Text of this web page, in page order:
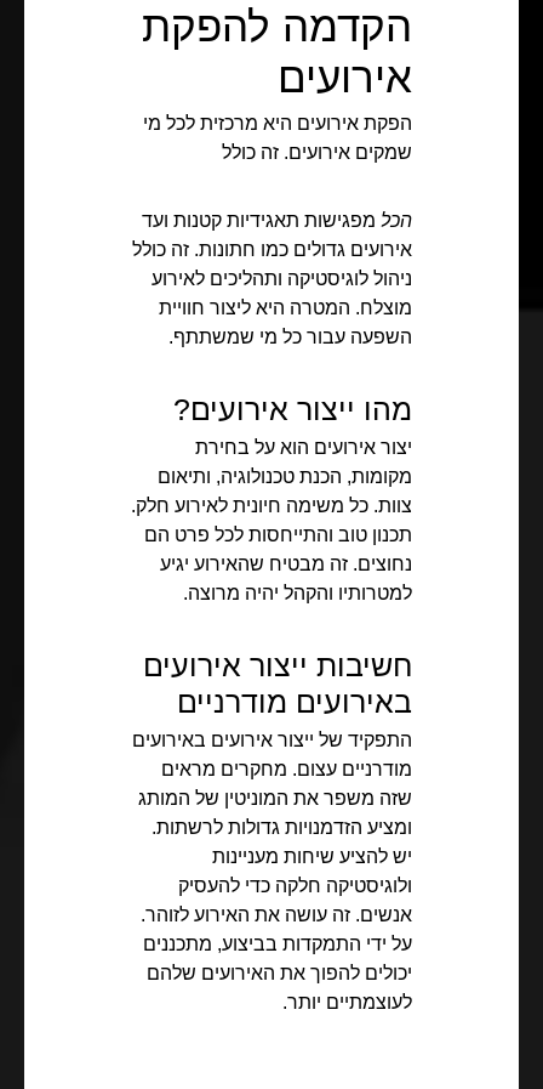
הקדמה להפקת
אירועים
הפקת אירועים היא מרכזית לכל מי
שמקים אירועים. זה כולל
הכל מפגישות תאגידיות קטנות ועד
אירועים גדולים כמו חתונות. זה כולל
ניהול לוגיסטיקה ותהליכים לאירוע
מוצלח. המטרה היא ליצור חוויית
השפעה עבור כל מי שמשתתף.
מהו ייצור אירועים?
יצור אירועים הוא על בחירת
מקומות, הכנת טכנולוגיה, ותיאום
צוות. כל משימה חיונית לאירוע חלק.
תכנון טוב והתייחסות לכל פרט הם
נחוצים. זה מבטיח שהאירוע יגיע
למטרותיו והקהל יהיה מרוצה.
חשיבות ייצור אירועים
באירועים מודרניים
התפקיד של ייצור אירועים באירועים
מודרניים עצום. מחקרים מראים
שזה משפר את המוניטין של המותג
ומציע הזדמנויות גדולות לרשתות.
יש להציע שיחות מעניינות
ולוגיסטיקה חלקה כדי להעסיק
אנשים. זה עושה את האירוע לזוהר.
על ידי התמקדות בביצוע, מתכננים
יכולים להפוך את האירועים שלהם
לעוצמתיים יותר.